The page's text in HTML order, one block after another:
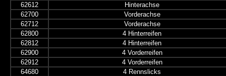
62612
Hinterachse
62700
Vorderachse
62712
Vorderachse
62800
4 Hinterreifen
62812
4 Hinterreifen
62900
4 Vorderreifen
62912
4 Vorderreifen
64680
4 Rennslicks